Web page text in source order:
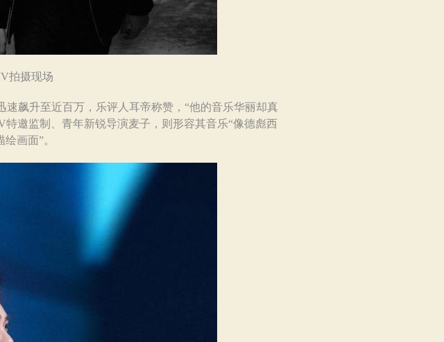
拍摄现场
飙升至近百万，乐评人耳帝称赞，“他的音乐华丽却真
邀监制、青年新锐导演麦子，则形容其音乐“像德彪西
画面”。